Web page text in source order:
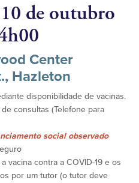
de outubro
Center
Hazleton
disponibilidade de vacinas.
consultas (Telefone para
social observado
vacina contra a COVID-19 e os
por um tutor (o tutor deve